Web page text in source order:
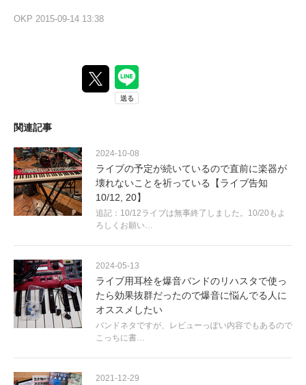
OKP 2015-09-14 13:38
関連記事
2024-10-08
ライブの予定が続いているので直前に楽器が
壊れないことを祈っている【ライブ告知
10/12, 20】
追記：10/12ライブは無事終了しました。10/20もよ
ろしくお願い…
2024-05-13
ライブ用耳栓を爆音バンドのリハスタで使っ
たら効果抜群だったので爆音に悩んでる人に
オススメしたい
バンドネタですが、レビューっぽい内容でもあるので
こっちに書…
2021-12-29